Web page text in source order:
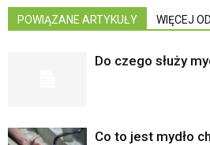
POWIĄZANE ARTYKUŁY WIĘCEJ
Do czego służy
Co to jest mydło